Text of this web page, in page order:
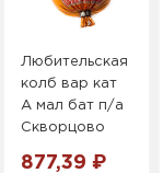
Любительская
колб вар кат
А мал бат п/а
Скворцово
877,39 ₽